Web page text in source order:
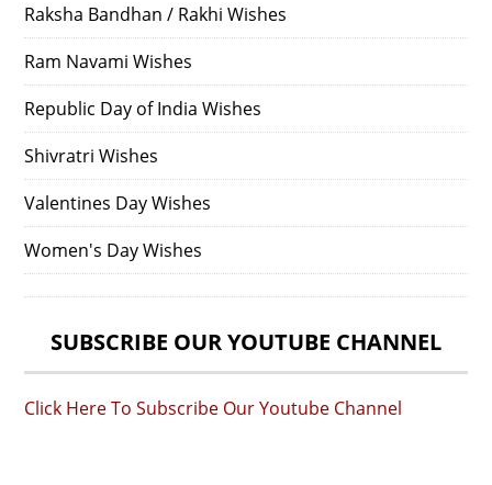
Raksha Bandhan / Rakhi Wishes
Ram Navami Wishes
Republic Day of India Wishes
Shivratri Wishes
Valentines Day Wishes
Women's Day Wishes
SUBSCRIBE OUR YOUTUBE CHANNEL
Click Here To Subscribe Our Youtube Channel